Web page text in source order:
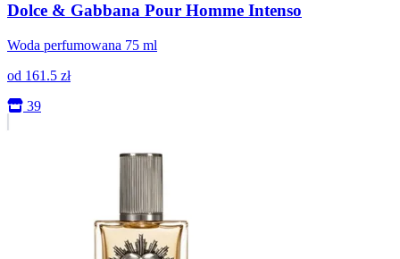
Dolce & Gabbana Pour Homme Intenso
Woda perfumowana 75 ml
od 161.5 zł
39